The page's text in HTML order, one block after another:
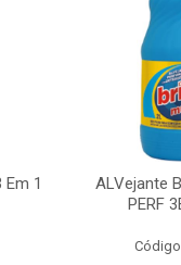
1
ALVejante
PERF